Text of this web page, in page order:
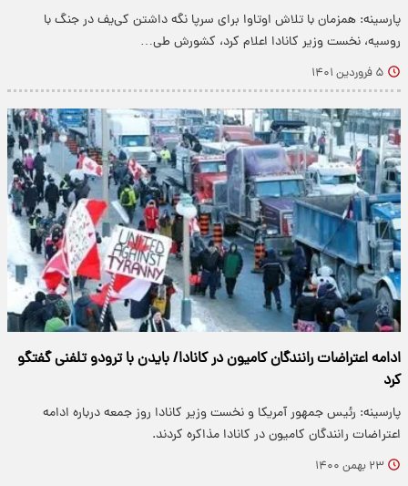
پارسینه: همزمان با تلاش اوتاوا برای سرپا نگه داشتن کی‌یف در جنگ با
روسیه، نخست وزیر کانادا اعلام کرد، کشورش طی…
۵ فروردین ۱۴۰۱
ادامه اعتراضات رانندگان کامیون‌ در کانادا/ بایدن با ترودو تلفنی گفتگو
کرد
پارسینه: رئیس جمهور آمریکا و نخست وزیر کانادا روز جمعه درباره ادامه
اعتراضات رانندگان کامیون در کانادا مذاکره کردند.
۲۳ بهمن ۱۴۰۰